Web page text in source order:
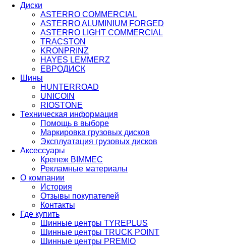
Диски
ASTERRO COMMERCIAL
ASTERRO ALUMINIUM FORGED
ASTERRO LIGHT COMMERCIAL
TRACSTON
KRONPRINZ
HAYES LEMMERZ
ЕВРОДИСК
Шины
HUNTERROAD​​​​​​​
UNICOIN
RIOSTONE
Техническая информация
Помощь в выборе
Маркировка грузовых дисков
Эксплуатация грузовых дисков
Аксессуары
Крепеж BIMMEC
Рекламные материалы
О компании
История
Отзывы покупателей
Контакты
Где купить
Шинные центры TYREPLUS
Шинные центры TRUCK POINT
Шинные центры PREMIO